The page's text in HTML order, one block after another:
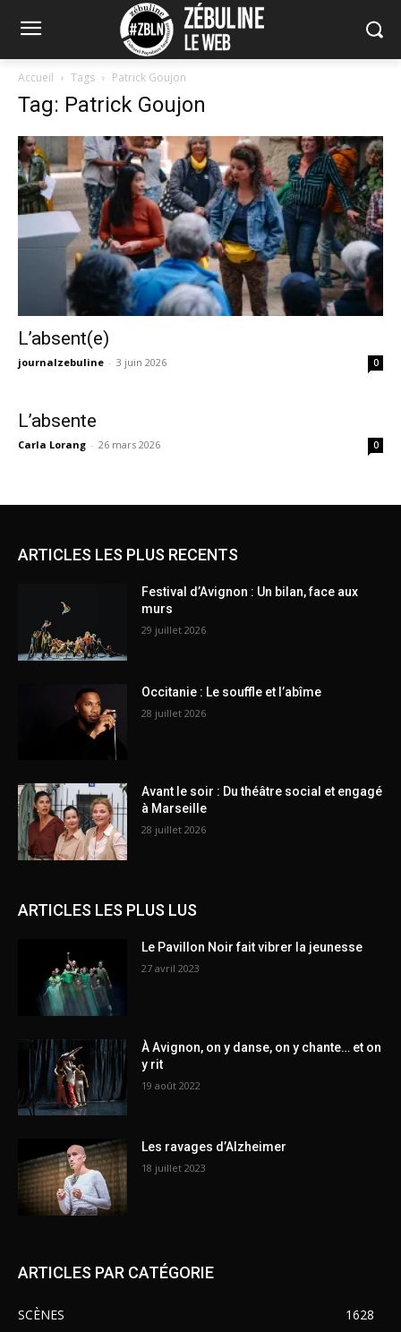
Accueil Tags Patrick Goujon
Tag: Patrick Goujon
L’absent(e)
journalzebuline - 3 juin 2026 0
L’absente
Carla Lorang - 26 mars 2026 0
ARTICLES LES PLUS RECENTS
Festival d’Avignon : Un bilan, face aux
murs
29 juillet 2026
Occitanie : Le souffle et l’abîme
28 juillet 2026
Avant le soir : Du théâtre social et engagé
à Marseille
28 juillet 2026
ARTICLES LES PLUS LUS
Le Pavillon Noir fait vibrer la jeunesse
27 avril 2023
À Avignon, on y danse, on y chante… et on
y rit
19 août 2022
Les ravages d’Alzheimer
18 juillet 2023
ARTICLES PAR CATÉGORIE
SCÈNES
1628